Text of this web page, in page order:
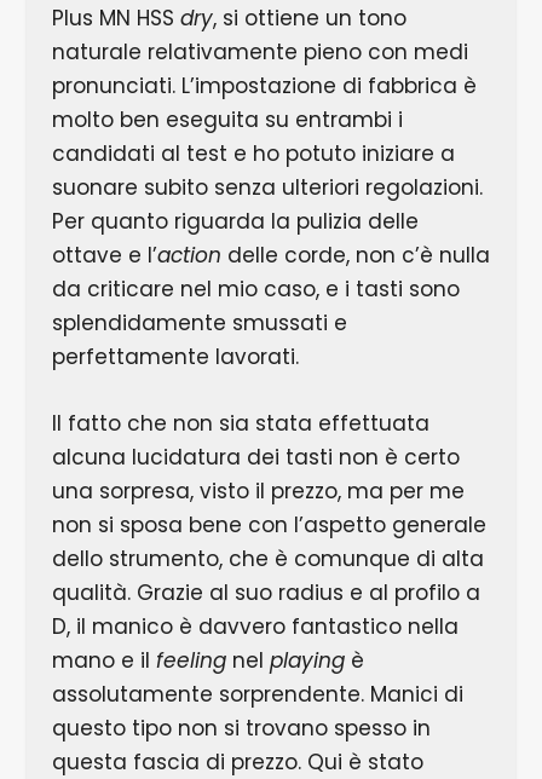
Plus MN HSS dry, si ottiene un tono
naturale relativamente pieno con medi
pronunciati. L’impostazione di fabbrica è
molto ben eseguita su entrambi i
candidati al test e ho potuto iniziare a
suonare subito senza ulteriori regolazioni.
Per quanto riguarda la pulizia delle
ottave e l’action delle corde, non c’è nulla
da criticare nel mio caso, e i tasti sono
splendidamente smussati e
perfettamente lavorati.
Il fatto che non sia stata effettuata
alcuna lucidatura dei tasti non è certo
una sorpresa, visto il prezzo, ma per me
non si sposa bene con l’aspetto generale
dello strumento, che è comunque di alta
qualità. Grazie al suo radius e al profilo a
D, il manico è davvero fantastico nella
mano e il feeling nel playing è
assolutamente sorprendente. Manici di
questo tipo non si trovano spesso in
questa fascia di prezzo. Qui è stato